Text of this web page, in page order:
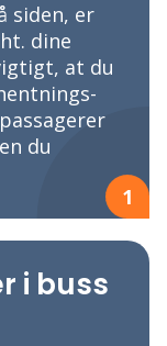
siden, er
dine
at du
du
1
i buss